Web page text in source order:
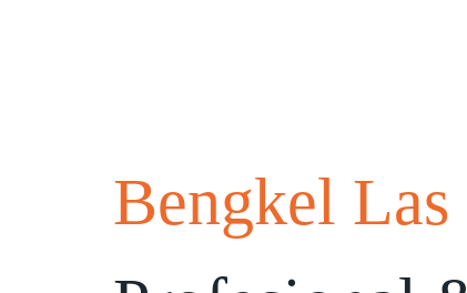
Bengkel Las